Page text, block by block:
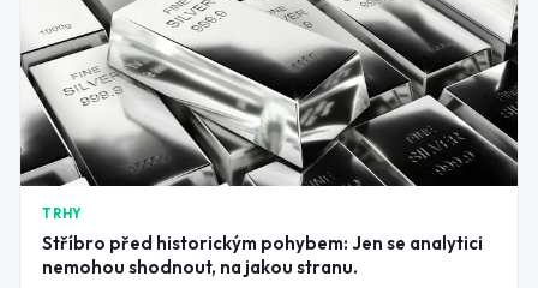
TRHY
Stříbro před historickým pohybem: Jen se analytici
nemohou shodnout, na jakou stranu.